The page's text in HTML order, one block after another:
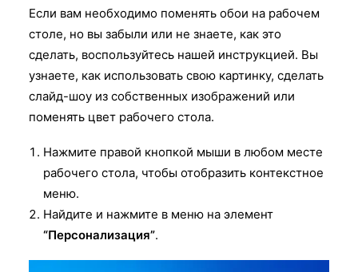
Если вам необходимо поменять обои на рабочем
столе, но вы забыли или не знаете, как это
сделать, воспользуйтесь нашей инструкцией. Вы
узнаете, как использовать свою картинку, сделать
слайд-шоу из собственных изображений или
поменять цвет рабочего стола.
Нажмите правой кнопкой мыши в любом месте
рабочего стола, чтобы отобразить контекстное
меню.
Найдите и нажмите в меню на элемент
“Персонализация”.